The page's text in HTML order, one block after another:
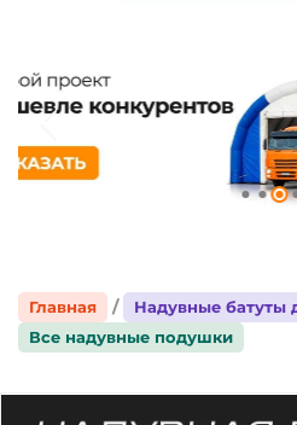
Главная Надувные батуты
Все надувные подушки